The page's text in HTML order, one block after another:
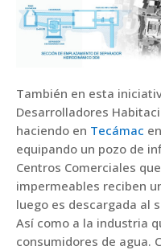
También en esta
Desarrolladores
haciendo en Tecámac
equipando un pozo de
Centros Comerciales
impermeables reciben
luego es descargada al
Así como a la industria
consumidores de agua.